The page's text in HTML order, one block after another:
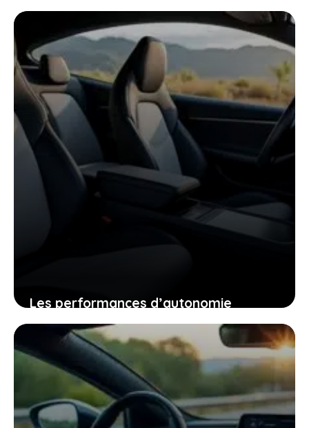
voitures électriques françaises
presque invendables sur le marché de
l’occasion
26 janvier 2026
Les performances d’autonomie
autoroutière du tesla model y qui vont
changer votre regard sur la voiture
électrique
25 janvier 2026